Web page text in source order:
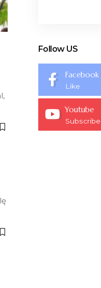
Follow US
Facebook
Like
Youtube
Subscribe